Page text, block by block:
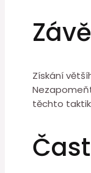
Získání
těchto